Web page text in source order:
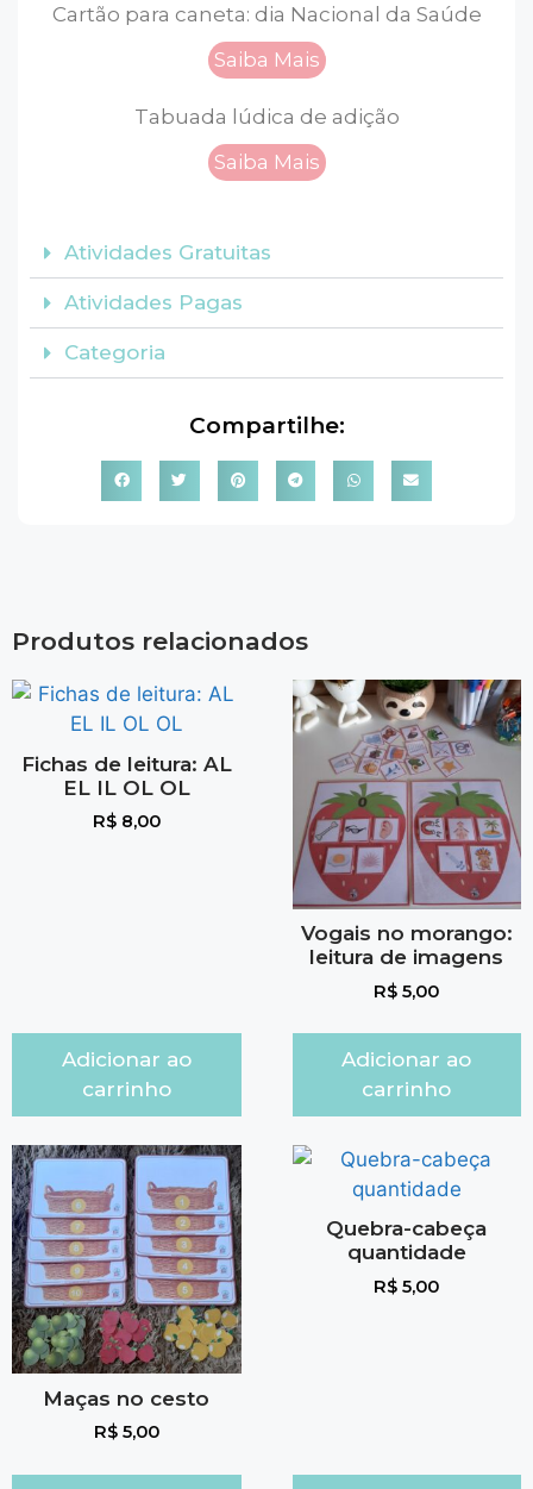
Cartão para caneta: dia Nacional da Saúde
Saiba Mais
Tabuada lúdica de adição
Saiba Mais
Atividades Gratuitas
Atividades Pagas
Categoria
Compartilhe:
Produtos relacionados
Fichas de leitura: AL
EL IL OL OL
R$8,00
Adicionar ao
carrinho
Vogais no morango:
leitura de imagens
R$ 5,00
Adicionar ao
carrinho
Maças no cesto
R$5,00
Quebra-cabeça
quantidade
R$ 5,00